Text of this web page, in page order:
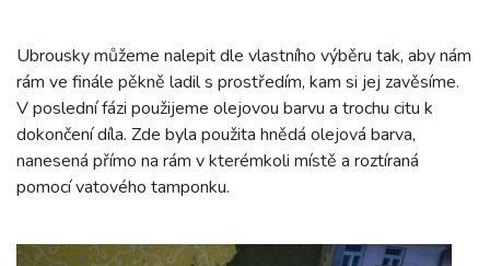
Ubrousky můžeme nalepit dle vlastního výběru tak, aby nám
rám ve finále pěkně ladil s prostředím, kam si jej zavěsíme.
V poslední fázi použijeme olejovou barvu a trochu citu k
dokončení díla. Zde byla použita hnědá olejová barva,
nanesená přímo na rám v kterémkoli místě a roztíraná
pomocí vatového tamponku.